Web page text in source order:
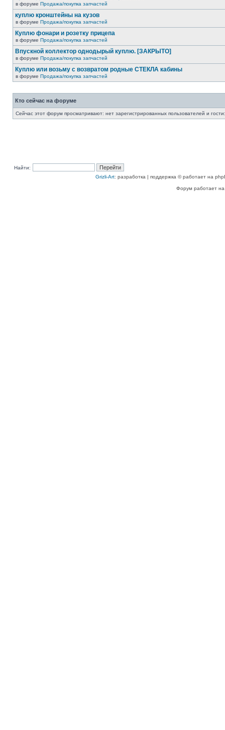
в форуме Продажа/покупка запчастей
куплю кронштейны на кузов
в форуме Продажа/покупка запчастей
Куплю фонари и розетку прицепа
в форуме Продажа/покупка запчастей
Впускной коллектор однодырый куплю. [ЗАКРЫТО]
в форуме Продажа/покупка запчастей
Куплю или возьму с возвратом родные СТЕКЛА кабины
в форуме Продажа/покупка запчастей
Кто сейчас на форуме
Сейчас этот форум просматривают: нет зарегистрированных пользователей и
Найти:
Grizli-Art: разработка | поддержка © работает на
Форум работает